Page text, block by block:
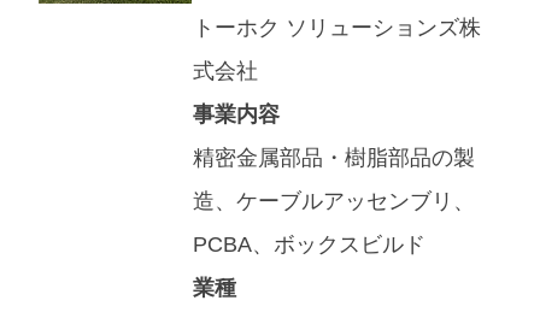
トーホク ソリューションズ株
式会社
事業内容
精密金属部品・樹脂部品の製
造、ケーブルアッセンブリ、
PCBA、ボックスビルド
業種